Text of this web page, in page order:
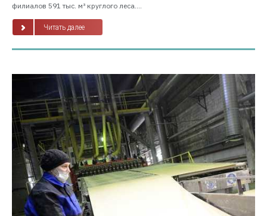
филиалов 591 тыс. м³ круглого леса....
Читать далее